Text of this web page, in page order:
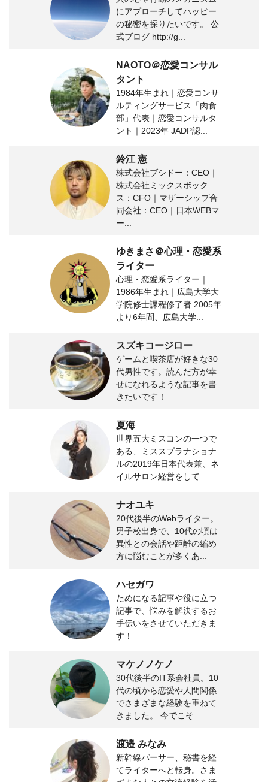
にアプローチしてハッピー
の秘密を探りたいです。 公
式ブログ http://g...
NAOTO＠恋愛コンサル
タント
1984年生まれ｜恋愛コンサ
ルティングサービス「肉食
部」代表｜恋愛コンサルタ
ント｜2023年 JADP認...
鈴江 憲
株式会社ブシドー：CEO｜
株式会社ミックスボック
ス：CFO｜マザーシップ合
同会社：CEO｜日本WEBマ
ー...
ゆきまさ＠心理・恋愛系
ライター
心理・恋愛系ライター｜
1986年生まれ｜広島大学大
学院修士課程修了者 2005年
より6年間、広島大学...
スズキコージロー
ゲームと喫茶店が好きな30
代男性です。読んだ方が幸
せになれるような記事を書
きたいです！
夏海
世界五大ミスコンの一つで
ある、ミススプラナショナ
ルの2019年日本代表兼、ネ
イルサロン経営をして...
ナオユキ
20代後半のWebライター。
男子校出身で、10代の頃は
異性との会話や距離の縮め
方に悩むことが多くあ...
ハセガワ
ためになる記事や役に立つ
記事で、悩みを解決するお
手伝いをさせていただきま
す！
マケノノケノ
30代後半のIT系会社員。10
代の頃から恋愛や人間関係
でさまざまな経験を重ねて
きました。 今でこそ...
渡邉 みなみ
新幹線パーサー、秘書を経
てライターへと転身。さま